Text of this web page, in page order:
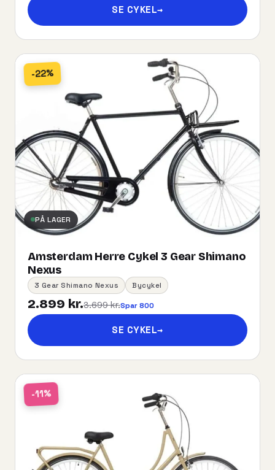
SE CYKEL→
-22%
PÅ LAGER
Amsterdam Herre Cykel 3 Gear Shimano
Nexus
3 Gear Shimano Nexus Bycykel
2.899 kr.3.699 kr.Spar 800
SE CYKEL→
-11%